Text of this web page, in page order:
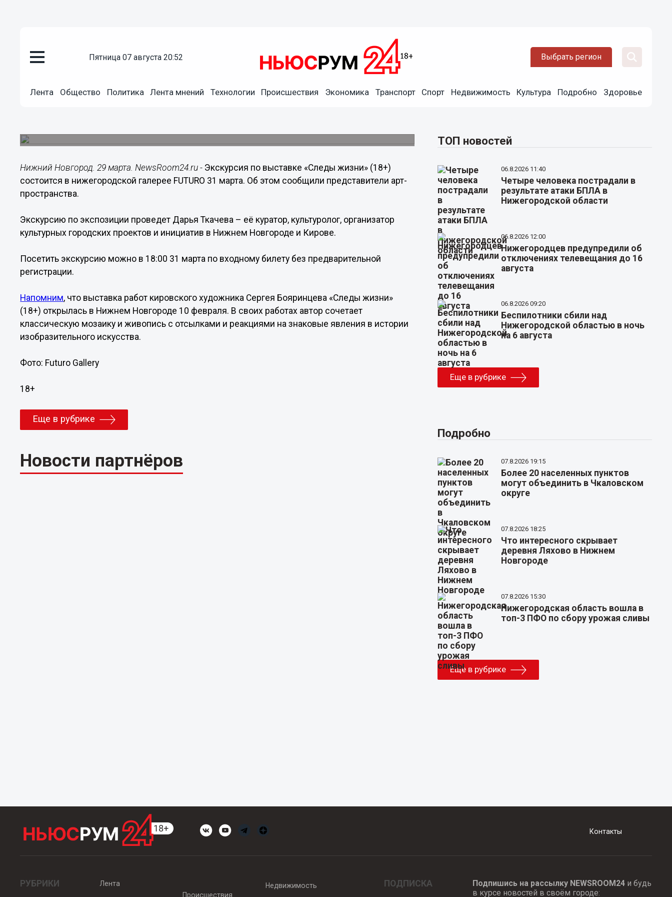
пятница 07 августа 20:52 Выбрать регион
Лента Общество Политика Лента мнений Технологии Происшествия Экономика Транспорт Спорт Недвижимость Культура Подробно Здоровье
Экскурсия по выставке «Следы жизни» состоится в
Нижний Новгород. 29 марта. NewsRoom24.ru - Экскурсия по выставке «Следы жизни» (18+)
состоится в нижегородской галерее FUTURO 31 марта. Об этом сообщили представители арт-
пространства.
Экскурсию по экспозиции проведет Дарья Ткачева – её куратор, культуролог, организатор
культурных городских проектов и инициатив в Нижнем Новгороде и Кирове.
Посетить экскурсию можно в 18:00 31 марта по входному билету без предварительной
регистрации.
Напомним, что выставка работ кировского художника Сергея Бояринцева «Следы жизни»
(18+) открылась в Нижнем Новгороде 10 февраля. В своих работах автор сочетает
классическую мозаику и живопись с отсылками и реакциями на знаковые явления в истории
изобразительного искусства.
Фото: Futuro Gallery
18+
Еще в рубрике
Новости партнёров
ТОП новостей
06.8.2026 11:40
Четыре человека пострадали в
результате атаки БПЛА в
Нижегородской области
06.8.2026 12:00
Нижегородцев предупредили об
отключениях телевещания до 16
августа
06.8.2026 09:20
Беспилотники сбили над
Нижегородской областью в ночь
на 6 августа
Еще в рубрике
Подробно
07.8.2026 19:15
Более 20 населенных пунктов
могут объединить в Чкаловском
округе
07.8.2026 18:25
Что интересного скрывает
деревня Ляхово в Нижнем
Новгороде
07.8.2026 15:30
Нижегородская область вошла в
топ-3 ПФО по сбору урожая сливы
Еще в рубрике
Контакты
РУБРИКИ
Лента
Происшествия
Недвижимость ПОДПИСКА Подпишись на рассылку NEWSROOM24и будь
в курсе новостей в своём городе: